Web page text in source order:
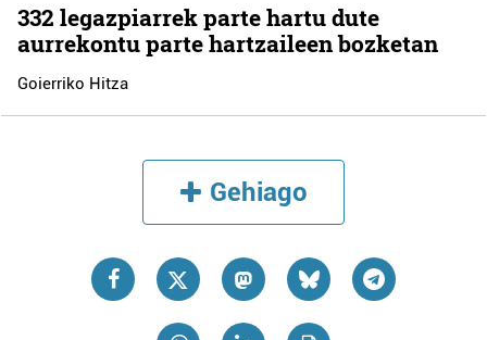
332 legazpiarrek parte hartu dute
aurrekontu parte hartzaileen bozketan
Goierriko Hitza
Gehiago